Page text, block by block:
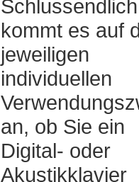
Schlussendlich
kommt es auf
jeweiligen
individuellen
an, ob Sie ein
Digital- oder
Akustikklavier